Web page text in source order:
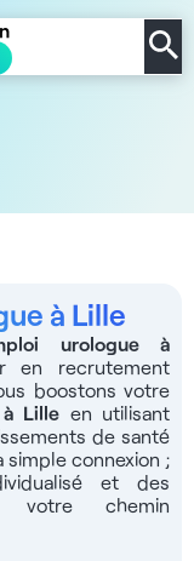
à Lille
urologue à
en recrutement
boostons votre
Lille en utilisant
de santé
connexion ;
et des
votre chemin